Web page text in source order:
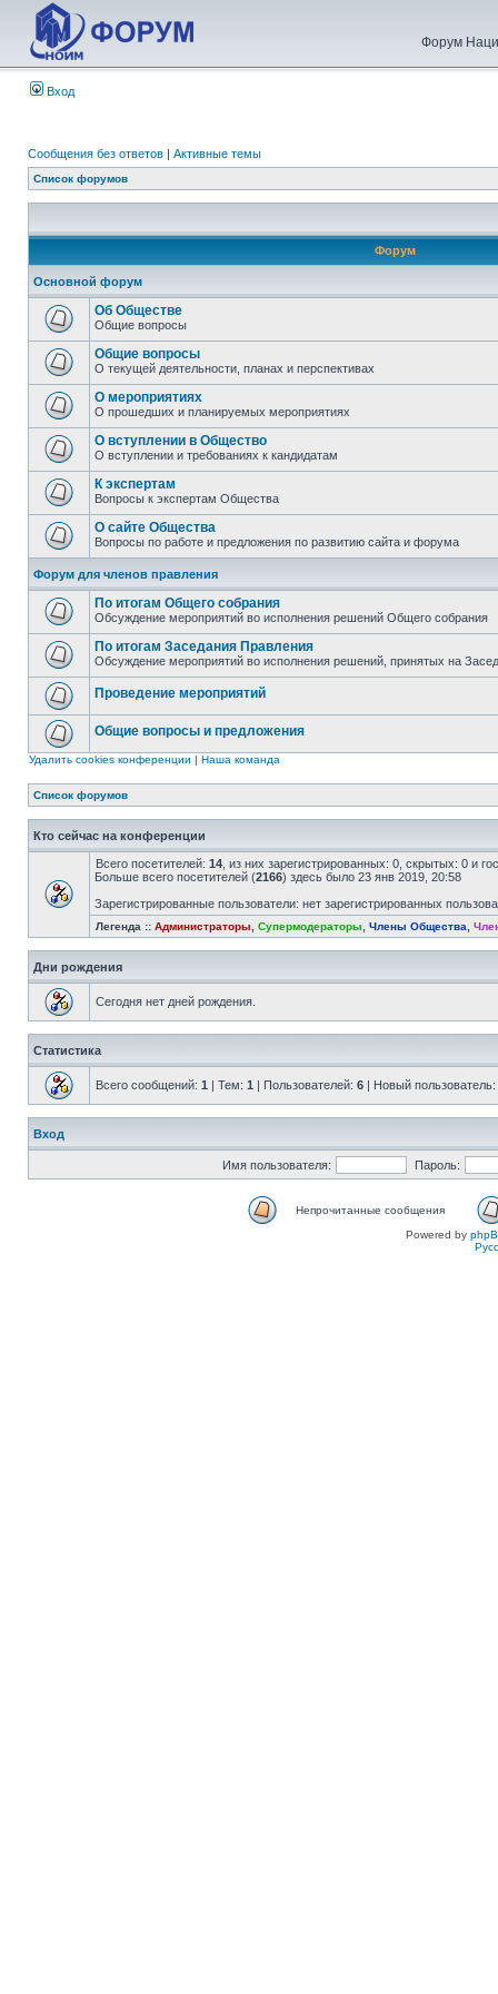
Форум
Вход
Сообщения без ответов | Активные темы
Список форумов
Форум
Основной форум
Об Обществе
Общие вопросы
Общие вопросы
О текущей деятельности, планах и перспективах
О мероприятиях
О прошедших и планируемых мероприятиях
О вступлении в Общество
О вступлении и требованиях к кандидатам
К экспертам
Вопросы к экспертам Общества
О сайте Общества
Вопросы по работе и предложения по развитию сайта и форума
Форум для членов правления
По итогам Общего собрания
Обсуждение мероприятий во исполнения решений Общего собрания
По итогам Заседания Правления
Обсуждение мероприятий во исполнения решений, принятых на
Проведение мероприятий
Общие вопросы и предложения
Удалить cookies конференции | Наша команда
Список форумов
Кто сейчас на конференции
Всего посетителей: 14 , из них зарегистрированных: 0, скрытых: 0 и
Больше всего посетителей (2166) здесь было 23 янв 2019, 20:58
Зарегистрированные пользователи: нет зарегистрированных
Легенда :: Администраторы Супермодераторы Члены Общества
Дни рождения
Сегодня нет дней рождения.
Статистика
Всего сообщений: 1 | Тем: 1 | Пользователей: 6 | Новый пользователь:
Вход
Имя пользователя: Пароль:
Непрочитанные сообщения
Powered by